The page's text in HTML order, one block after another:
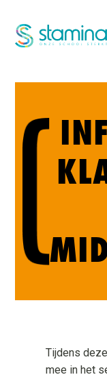
naar
inhoud
Tijdens
mee in het